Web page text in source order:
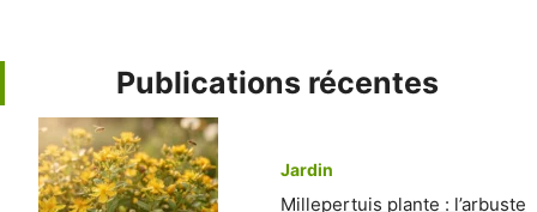
Publications récentes
Jardin
Millepertuis plante : l’arbuste